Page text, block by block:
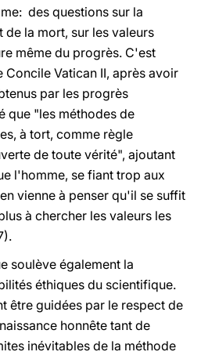
des questions sur la
la mort, sur les valeurs
même du progrès. C'est
Concile Vatican II, après avoir
par les progrès
que "les méthodes de
à tort, comme règle
de toute vérité", ajoutant
l'homme, se fiant trop aux
vienne à penser qu'il se suffit
à chercher les valeurs les
soulève également la
éthiques du scientifique.
être guidées par le respect de
honnête tant de
inévitables de la méthode